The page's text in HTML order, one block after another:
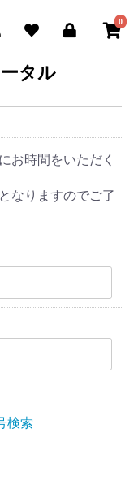
0
タル
お時間をいただく
なりますのでご了
検索